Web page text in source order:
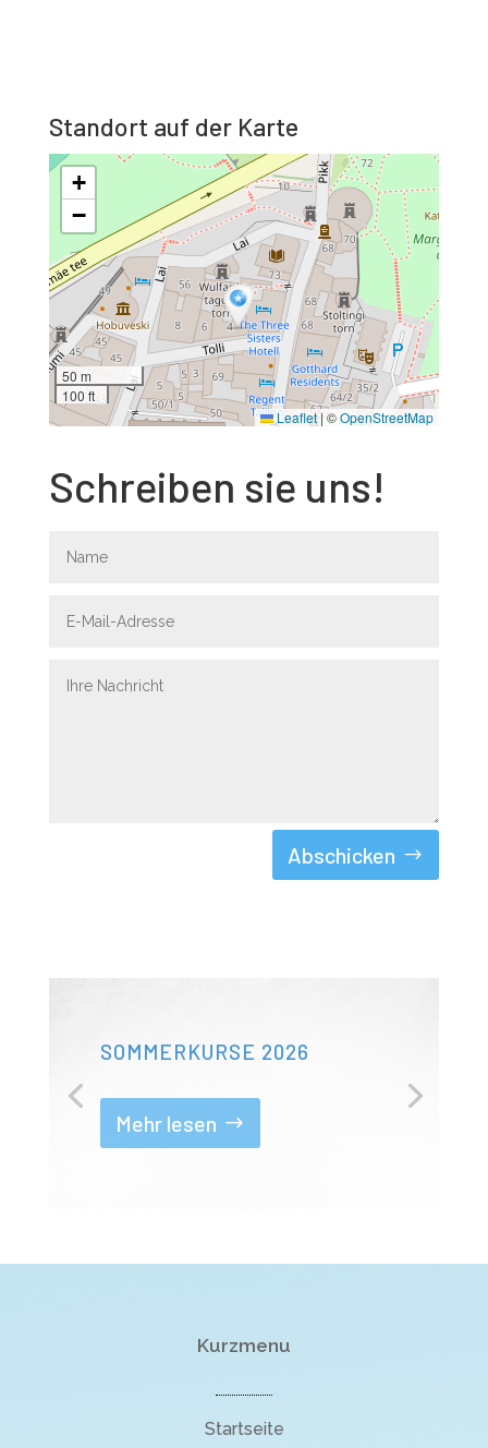
Standort auf der Karte
+
−
50 m
100 ft
Leaflet | ©OpenStreetMap
Schreiben sie uns!
Abschicken
SOMMERKURSE 2026
Mehr lesen
Kurzmenu
Startseite